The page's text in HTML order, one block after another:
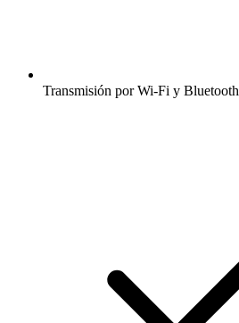
Transmisión por Wi-Fi y Bluetooth